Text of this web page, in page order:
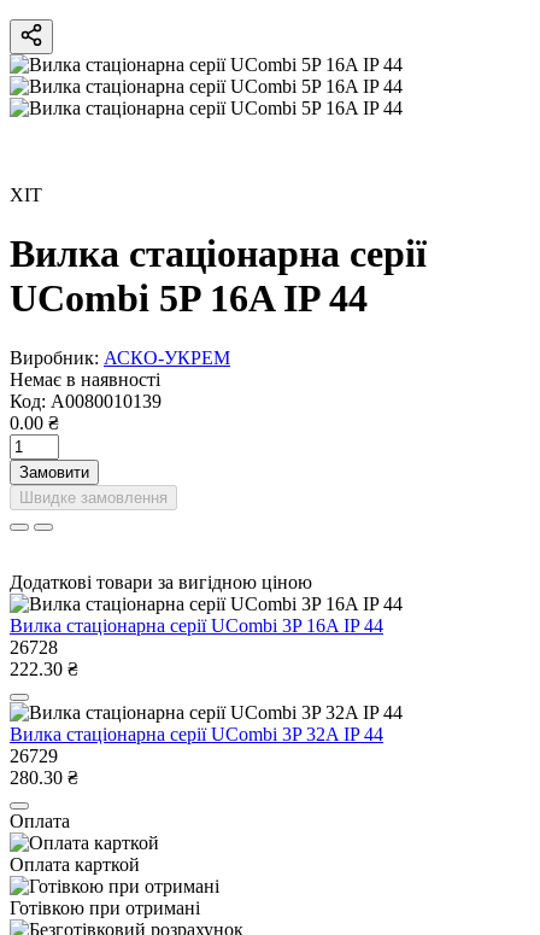
ХІТ
Вилка стаціонарна серії
UСombi 5P 16A IP 44
Виробник: АСКО-УКРЕМ
Немає в наявності
Код: A0080010139
0.00 ₴
Замовити
Швидке замовлення
Додаткові товари за вигідною ціною
Вилка стаціонарна серії UСombi 3P 16A IP 44
26728
222.30 ₴
Вилка стаціонарна серії UСombi 3P 32A IP 44
26729
280.30 ₴
Оплата
Оплата карткой
Готівкою при отримані